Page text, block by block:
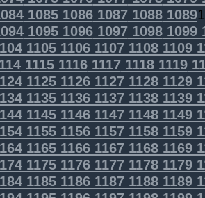
10851086108710881089
10951096109710981099
11051106110711081109
11151116111711181119
11251126112711281129
11351136113711381139
11451146114711481149
11551156115711581159
11651166116711681169
11751176117711781179
11851186118711881189